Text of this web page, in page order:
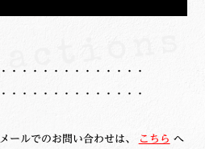
・・・・・・・・・・・・・
・・・・・・・・・・・・・
ルでのお問い合わせは、 こちら へ